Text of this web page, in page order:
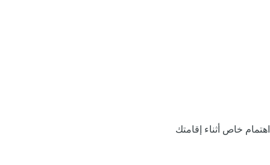
اهتمام خاص أثناء إقامتك